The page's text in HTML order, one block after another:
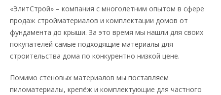
«ЭлитСтрой» – компания с многолетним опытом в сфере
продаж стройматериалов и комплектации домов от
фундамента до крыши. За это время мы нашли для своих
покупателей самые подходящие материалы для
строительства дома по конкурентно низкой цене.
Помимо стеновых материалов мы поставляем
пиломатериалы, крепёж и комплектующие для частного